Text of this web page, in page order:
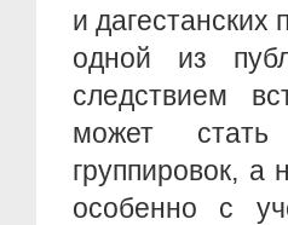
и
одной из
следствием
может стать
группировок, а
особенно с